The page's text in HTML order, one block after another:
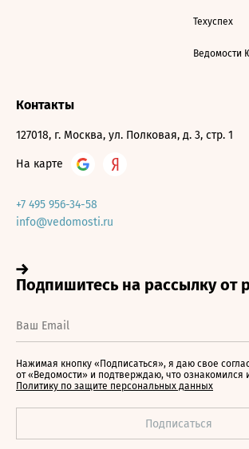
Техуспех
Ведомости
Контакты
127018, г. Москва, ул. Полковая, д. 3, стр. 1
На карте
+7 495 956-34-58
info@vedomosti.ru
Нажимая кнопку «Подписаться», я даю свое
от «Ведомости» и подтверждаю, что ознакомился
Политику по защите персональных данных